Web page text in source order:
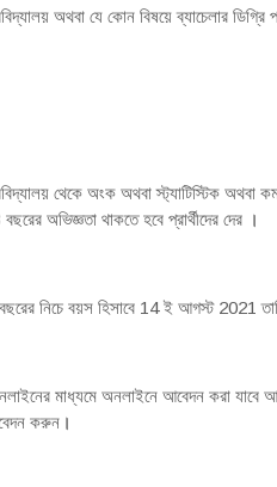
অথবা যে কোন বিষয়ে ব্যাচেলার
থেকে অংক অথবা স্ট্যাটিস্টিক অথবা
অভিজ্ঞতা থাকতে হবে প্রার্থীদের দের ।
নিচে বয়স হিসাবে 14 ই আগস্ট 2021
মাধ্যমে অনলাইনে আবেদন করা
করুন।